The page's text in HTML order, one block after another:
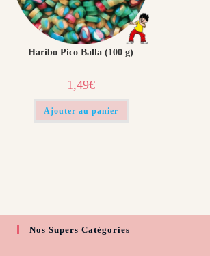
Haribo Pico Balla (100 g)
1,49€
Ajouter au panier
Nos Supers Catégories